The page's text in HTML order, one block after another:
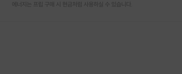
에너지는 프립 구매 시 현금처럼 사용하실 수 있습니다.